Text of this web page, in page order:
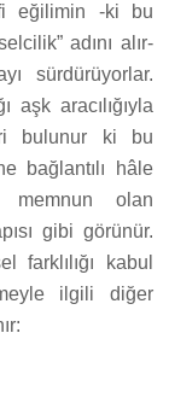
eğilimin -ki bu
adını alır-
sürdürüyorlar.
aşk aracılığıyla
bulunur ki bu
bağlantılı hâle
memnun olan
gibi görünür.
farklılığı kabul
ilgili diğer